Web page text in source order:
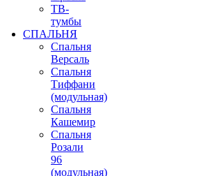
ТВ-
тумбы
СПАЛЬНЯ
Спальня
Версаль
Спальня
Тиффани
(модульная)
Спальня
Кашемир
Спальня
Розали
96
(модульная)